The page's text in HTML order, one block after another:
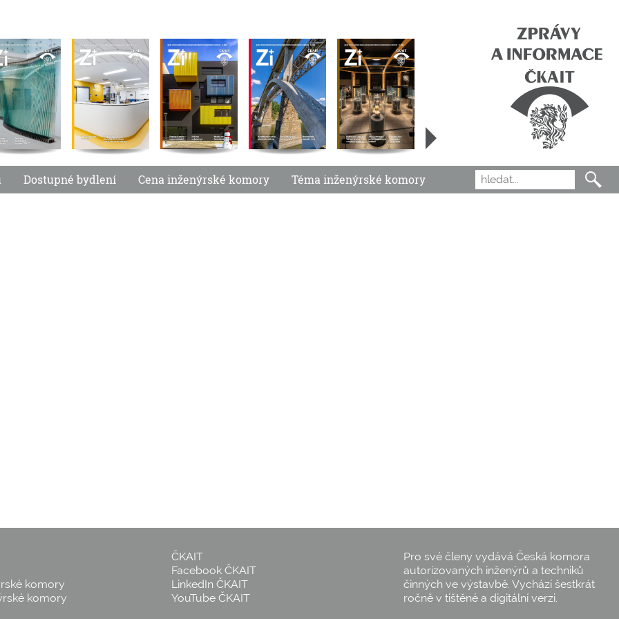
Dostupné bydlení Cena inženýrské komory Téma inženýrské komory
komory
komory
ČKAIT
Facebook ČKAIT
LinkedIn ČKAIT
YouTube ČKAIT
Pro své členy vydává Česká komora
autorizovaných inženýrů a techniků
činných ve výstavbě. Vychází šestkrát
ročně v tištěné a digitální verzi.